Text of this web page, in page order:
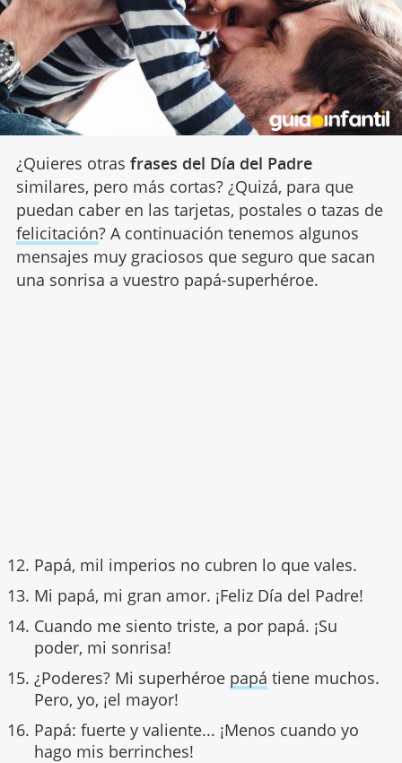
¿Quieres otras frases del Día del Padre
similares, pero más cortas? ¿Quizá, para que
puedan caber en las tarjetas, postales o tazas de
felicitación? A continuación tenemos algunos
mensajes muy graciosos que seguro que sacan
una sonrisa a vuestro papá-superhéroe.
Papá, mil imperios no cubren lo que vales.
Mi papá, mi gran amor. ¡Feliz Día del Padre!
Cuando me siento triste, a por papá. ¡Su
poder, mi sonrisa!
¿Poderes? Mi superhéroe papá tiene muchos.
Pero, yo, ¡el mayor!
Papá: fuerte y valiente... ¡Menos cuando yo
hago mis berrinches!